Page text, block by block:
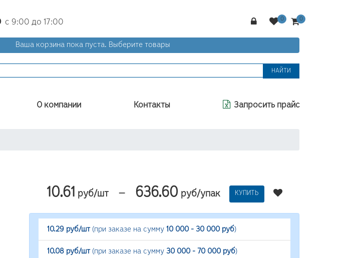
с 9:00 до 17:00
Ваша корзина пока пуста. Выберите товары
НАЙТИ
О компании Контакты Запросить прайс
10.61 руб/шт — 636.60 руб/упак КУПИТЬ
10.29 руб/шт(при заказе на сумму 10 000 - 30 000 руб)
10.08 руб/шт(при заказе на сумму 30 000 - 70 000 руб)